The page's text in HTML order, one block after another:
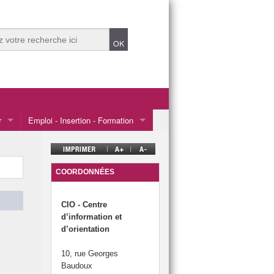
à l’Enseignement Supérieur
Emploi - Insertion - Formation
L’alternance et partenaires du CIO
Le service civique et autres dispositifs provinciaux.
Retour en Formation Initiale (RFI)
COORDONNÉES
CIO - Centre
d’information et
d’orientation
10, rue Georges
Baudoux